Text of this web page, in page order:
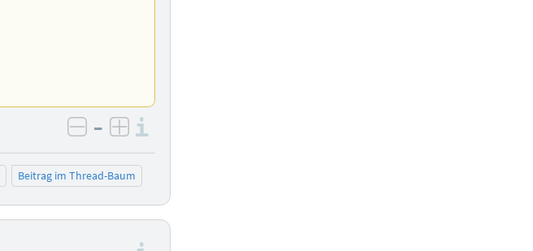
negativ bewerten
– positiv bewerten
Beitrag im Thread-Baum